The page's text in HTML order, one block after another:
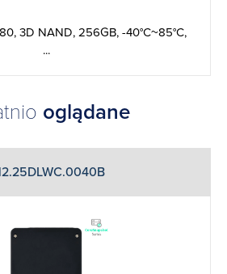
3D NAND, 256GB, -40°C~85°C,
...
oglądane